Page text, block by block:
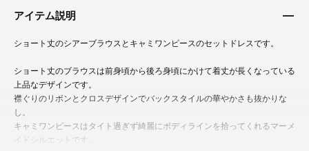
アイテム説明
ショート丈のシアーブラウスとキャミワンピースのセットドレスです。
ショート丈のブラウスは前身頃から後ろ身頃にかけて着丈が長くなっている
上品なデザインです。
襟ぐりのリボンとクロスデザインでバックスタイルの華やかさも抜かりな
し。
キャミワンピースはタイト過ぎず綺麗にボディラインを拾ってくれるマーメ
イドシルエットです。